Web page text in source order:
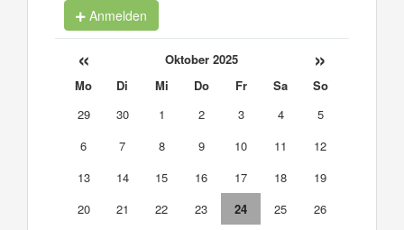
Anmelden
« Oktober 2025 »
Mo Di Mi Do Fr Sa
So
29
30 1 2 3 4
5
6
7 8 9 10 11
12
13
14 15 16 17 18
19
20
21 22 23 24 25
26